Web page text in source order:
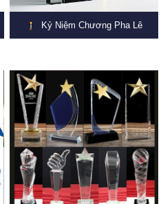
Kỷ Niệm Chương Pha Lê